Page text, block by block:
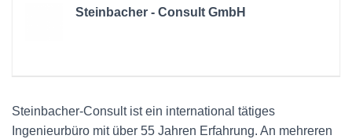
Steinbacher - Consult GmbH
Steinbacher-Consult ist ein international tätiges
Ingenieurbüro mit über 55 Jahren Erfahrung. An mehreren